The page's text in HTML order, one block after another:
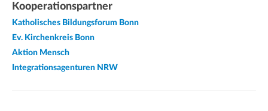
Kooperationspartner
Katholisches Bildungsforum Bonn
Ev. Kirchenkreis Bonn
Aktion Mensch
Integrationsagenturen NRW